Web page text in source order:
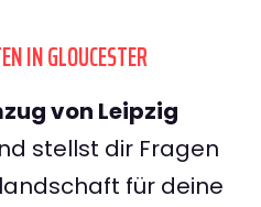
IN GLOUCESTER
von Leipzig
stellst dir Fragen
für deine